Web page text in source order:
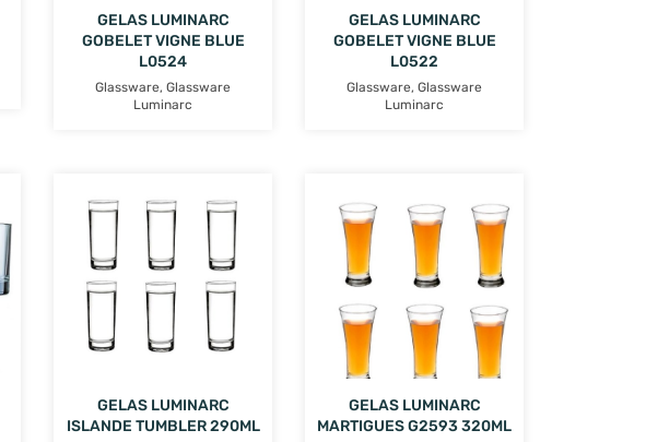
GELAS LUMINARC
GOBELET VIGNE BLUE
L0524
Glassware, Glassware
Luminarc
GELAS LUMINARC
GOBELET VIGNE BLUE
L0522
Glassware, Glassware
Luminarc
GELAS LUMINARC
ISLANDE TUMBLER 290ML
GELAS LUMINARC
MARTIGUES G2593 320ML